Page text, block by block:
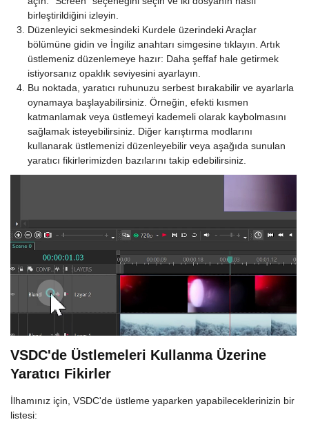
birleştirildiğini izleyin.
Düzenleyici sekmesindeki Kurdele üzerindeki Araçlar
bölümüne gidin ve İngiliz anahtarı simgesine tıklayın. Artık
üstlemeniz düzenlemeye hazır: Daha şeffaf hale getirmek
istiyorsanız opaklık seviyesini ayarlayın.
Bu noktada, yaratıcı ruhunuzu serbest bırakabilir ve ayarlarla
oynamaya başlayabilirsiniz. Örneğin, efekti kısmen
katmanlamak veya üstlemeyi kademeli olarak kaybolmasını
sağlamak isteyebilirsiniz. Diğer karıştırma modlarını
kullanarak üstlemenizi düzenleyebilir veya aşağıda sunulan
yaratıcı fikirlerimizden bazılarını takip edebilirsiniz.
VSDC'de Üstlemeleri Kullanma Üzerine
Yaratıcı Fikirler
İlhamınız için, VSDC'de üstleme yaparken yapabileceklerinizin bir
listesi: